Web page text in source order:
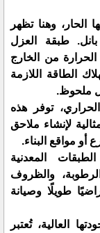
الحار، وهنا تظهر
بانل. طبقة العزل
من الخارج
الطاقة اللازمة
ملحوظ.
توفر هذه
لإنشاء ملاحق
مواقع البناء.
المعدنية
والظروف
طويلًا وصيانة
العالية، تُعتبر